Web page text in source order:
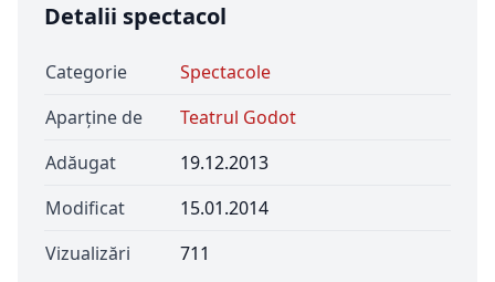
Detalii spectacol
Categorie
Spectacole
Aparține de
Teatrul Godot
Adăugat
19.12.2013
Modificat
15.01.2014
Vizualizări
711